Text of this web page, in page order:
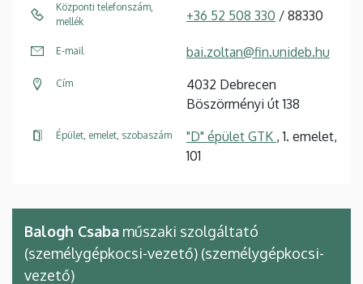
Központi telefonszám,
mellék
+36 52 508 330 / 88330
E-mail bai.zoltan@fin.unideb.hu
Cím
4032 Debrecen
Böszörményi út 138
Épület, emelet, szobaszám "D" épület GTK , 1. emelet,
101
Balogh Csaba műszaki szolgáltató
(személygépkocsi-vezető) (személygépkocsi-
vezető)